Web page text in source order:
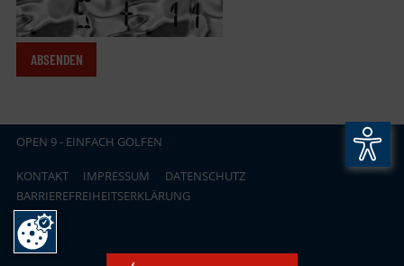
OPEN.9 - EINFACH GOLFEN
KONTAKT IMPRESSUM
DATENSCHUTZ
BARRIEREFREIHEITSERKLÄRUNG